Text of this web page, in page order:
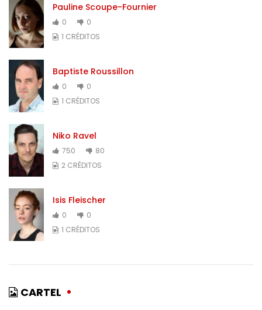
Pauline Scoupe-Fournier
0
0
1 CRÉDITOS
Baptiste Roussillon
0
0
1 CRÉDITOS
Niko Ravel
750
80
2 CRÉDITOS
Isis Fleischer
0
0
1 CRÉDITOS
CARTEL